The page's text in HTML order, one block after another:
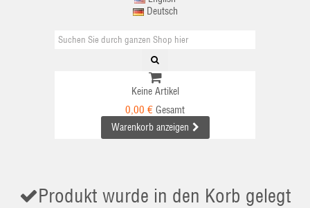
Deutsch
Keine Artikel
0,00 € Gesamt
Warenkorb anzeigen
Produkt wurde in den Korb gelegt